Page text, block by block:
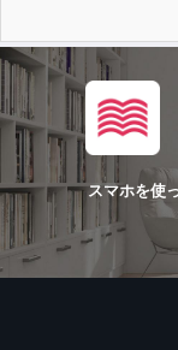
スマホを使